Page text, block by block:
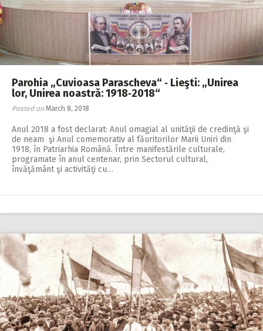
Parohia „Cuvioasa Parascheva“ ‑ Lieşti: „Unirea
lor, Unirea noastră: 1918‑2018“
Posted on March 8, 2018
Anul 2018 a fost declarat: Anul omagial al unităţii de credinţă şi
de neam şi Anul comemorativ al făuritorilor Marii Uniri din
1918, în Patriarhia Română. Între manifestările culturale,
programate în anul centenar, prin Sectorul cultural,
învăţământ şi activităţi cu…